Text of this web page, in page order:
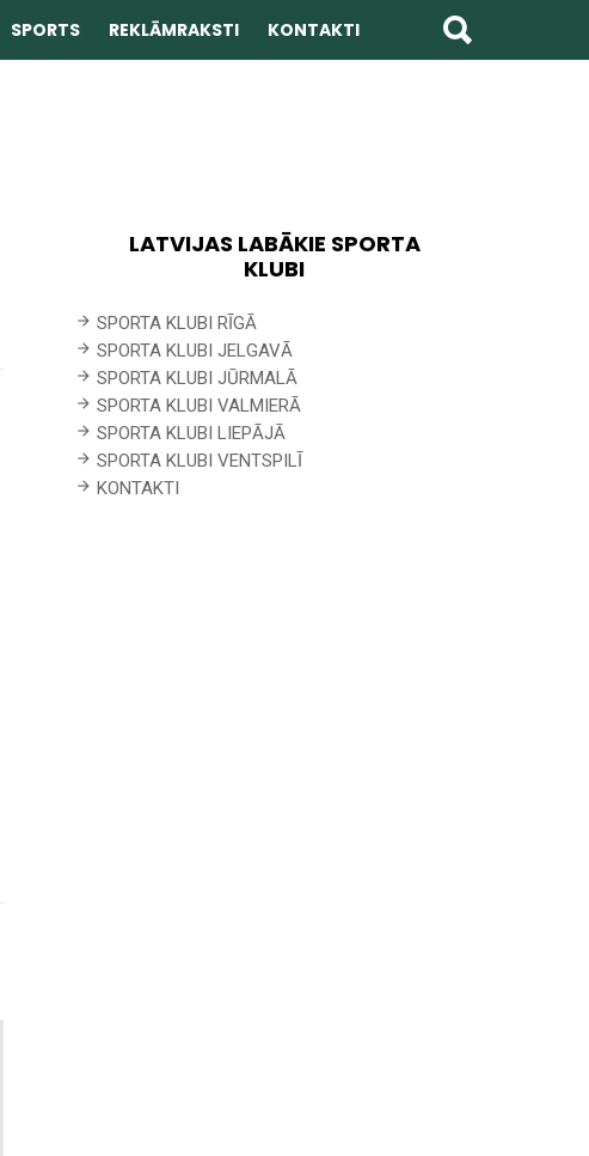
SPORTS REKLĀMRAKSTI KONTAKTI
LATVIJAS LABĀKIE SPORTA
KLUBI
SPORTA KLUBI RĪGĀ
SPORTA KLUBI JELGAVĀ
SPORTA KLUBI JŪRMALĀ
SPORTA KLUBI VALMIERĀ
SPORTA KLUBI LIEPĀJĀ
SPORTA KLUBI VENTSPILĪ
KONTAKTI